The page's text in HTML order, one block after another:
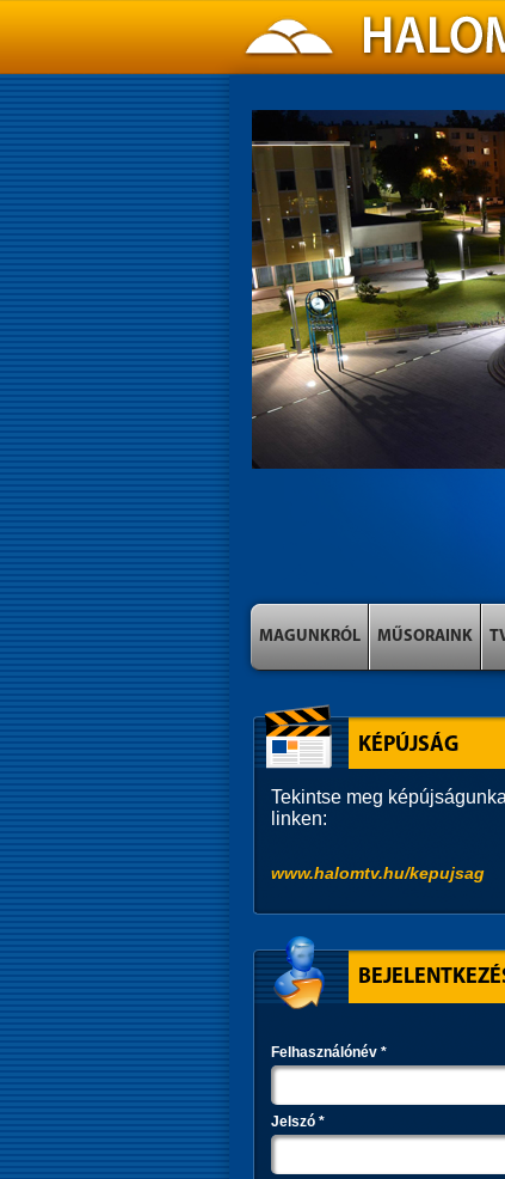
MAGUNKRÓL MŰSORAINK
KÉPÚJSÁG
Tekintse meg
linken:
www.halomtv.hu/kepujsag
Felhasználónév *
Jelszó *